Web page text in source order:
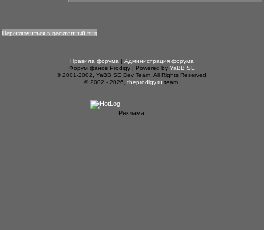
Переключиться в десктопный вид
Правила форума | Администрация форума
Форум фанов Prodigy | Powered by YaBB SE
© 2001-2002, YaBB SE Dev Team. All Rights Reserved.
© 2002 - 2026, theprodigy.ru team.
Реклама: